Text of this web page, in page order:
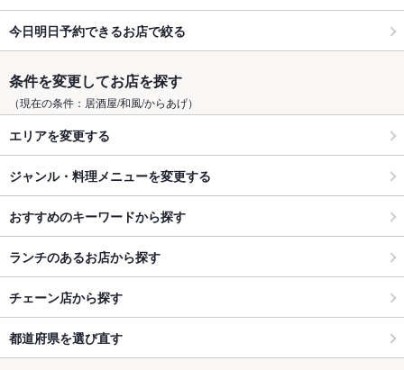
今日明日予約できるお店で絞る
条件を変更してお店を探す
（現在の条件：居酒屋/和風/からあげ）
エリアを変更する
ジャンル・料理メニューを変更する
おすすめのキーワードから探す
ランチのあるお店から探す
チェーン店から探す
都道府県を選び直す